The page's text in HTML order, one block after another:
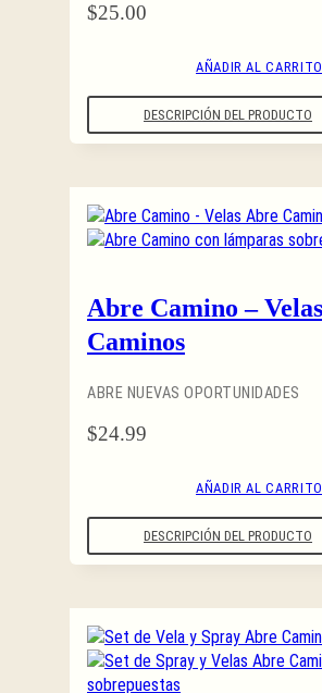
$25.00
AÑADIR AL CARRITO
DESCRIPCIÓN DEL PRODUCTO
Abre Camino –
Caminos
ABRE NUEVAS OPORTUNIDADES
$24.99
AÑADIR AL CARRITO
DESCRIPCIÓN DEL PRODUCTO